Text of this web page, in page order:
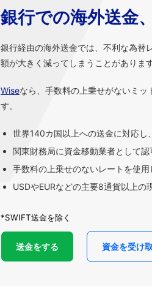
銀行での海外送金
銀行経由の海外送金では、不利な為替
額が大きく減ってしまうことがありま
Wiseなら、手数料の上乗せがないミ
す。
世界140カ国以上への送金に対応し
関東財務局に資金移動業者として
手数料の上乗せのないレートを使
USDやEURなどの主要8通貨以上の
*SWIFT送金を除く
送金をする 資金を受け